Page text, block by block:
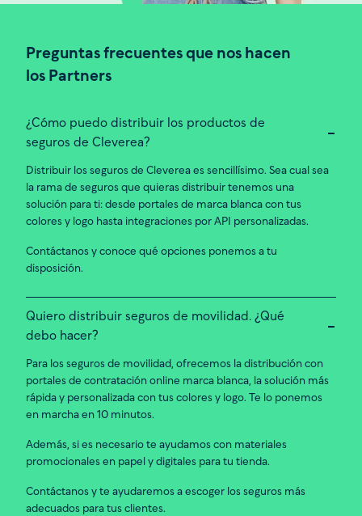
Preguntas frecuentes que nos hacen
los Partners
¿Cómo puedo distribuir los productos de
seguros de Cleverea?
Distribuir los seguros de Cleverea es sencillísimo. Sea cual sea
la rama de seguros que quieras distribuir tenemos una
solución para ti: desde portales de marca blanca con tus
colores y logo hasta integraciones por API personalizadas.
Contáctanos y conoce qué opciones ponemos a tu
disposición.
Quiero distribuir seguros de movilidad. ¿Qué
debo hacer?
Para los seguros de movilidad, ofrecemos la distribución con
portales de contratación online marca blanca, la solución más
rápida y personalizada con tus colores y logo. Te lo ponemos
en marcha en 10 minutos.
Además, si es necesario te ayudamos con materiales
promocionales en papel y digitales para tu tienda.
Contáctanos y te ayudaremos a escoger los seguros más
adecuados para tus clientes.